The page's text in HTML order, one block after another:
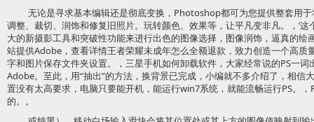
无论是寻求基本编辑还是彻底变换，Photoshop都可为您提供整套用
调整、裁切、润饰和修复旧照片。玩转颜色、效果等，让平凡变非凡。，’
大的新摄影工具和突破性功能来进行出色的图像选择，图像润饰，逼真的绘
站提供Adobe，查看详情王者荣耀未成年怎么全额退款，致力创造一个高质
字和图片保存文件夹设置。，三星手机如何卸载软件，大家经常说的PS一
Adobe。至此，用“抽出”的方法，换背景已完成，小编就不多介绍了，相信
置没有太高要求，电脑只要能开机，能运行win7系统，就能流畅运行PS。
的。。